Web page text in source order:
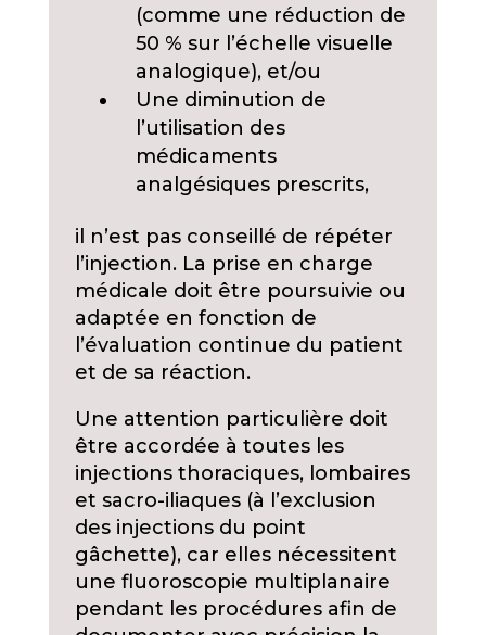
(comme une réduction de
50 % sur l’échelle visuelle
analogique), et/ou
Une diminution de
l’utilisation des
médicaments
analgésiques prescrits,
il n’est pas conseillé de répéter
l’injection. La prise en charge
médicale doit être poursuivie ou
adaptée en fonction de
l’évaluation continue du patient
et de sa réaction.
Une attention particulière doit
être accordée à toutes les
injections thoraciques, lombaires
et sacro-iliaques (à l’exclusion
des injections du point
gâchette), car elles nécessitent
une fluoroscopie multiplanaire
pendant les procédures afin de